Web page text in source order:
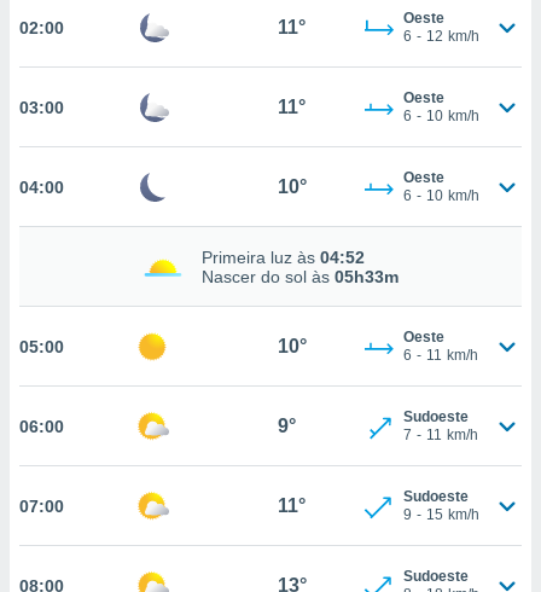
ou
a nossa
ao
todos os
no
um perfil
CONTINUAR
02:00 11°
Oeste
6 - 12 km/h
03:00 11°
Oeste
6 - 10 km/h
04:00 10°
Oeste
6 - 10 km/h
Primeira luz às 04:52
Nascer do sol às 05h33m
05:00 10°
Oeste
6 - 11 km/h
06:00 9°
Sudoeste
7 - 11 km/h
07:00 11°
Sudoeste
9 - 15 km/h
08:00 13°
Sudoeste